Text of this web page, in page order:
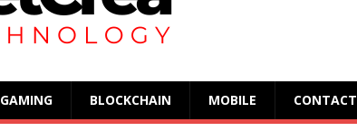
GAMING BLOCKCHAIN MOBILE CONTACT